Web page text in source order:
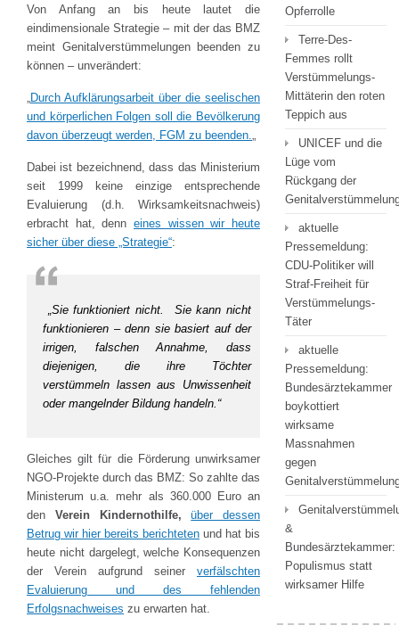
Von Anfang an bis heute lautet die
eindimensionale Strategie – mit der das BMZ
meint Genitalverstümmelungen beenden zu
können – unverändert:
Durch Auf­klärungs­arbeit über die seelischen
und körperlichen Folgen soll die Be­völkerung
davon überzeugt werden, FGM zu beenden.
Dabei ist bezeichnend, dass das Ministerium
seit 1999 keine einzige entsprechende
Evaluierung (d.h. Wirksamkeitsnachweis)
erbracht hat, denn eines wissen wir heute
sicher über diese „Strategie“:
„Sie funktioniert nicht. Sie kann nicht
funktionieren – denn sie basiert auf der
irrigen, falschen Annahme, dass
diejenigen, die ihre Töchter
verstümmeln lassen aus Unwissenheit
oder mangelnder Bildung handeln.“
Gleiches gilt für die Förderung unwirksamer
NGO-Projekte durch das BMZ: So zahlte das
Ministerum u.a. mehr als 360.000 Euro an
den Verein Kindernothilfe,über dessen
Betrug wir hier bereits berichteten und hat bis
heute nicht dargelegt, welche Konsequenzen
der Verein aufgrund seiner verfälschten
Evaluierung und des fehlenden
Erfolgsnachweises zu erwarten hat.
Opferrolle
Terre-Des-
Femmes rollt
Verstümmelungs-
Mittäterin den roten
Teppich aus
UNICEF und die
Lüge vom
Rückgang der
aktuelle
Pressemeldung:
CDU-Politiker will
Straf-Freiheit für
Verstümmelungs-
Täter
aktuelle
Pressemeldung:
Bundesärztekammer
boykottiert
wirksame
Massnahmen
gegen
&
Bundesärztekammer:
Populismus statt
wirksamer Hilfe